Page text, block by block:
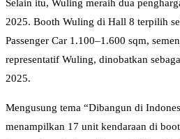
Selain itu, Wuling meraih dua
2025. Booth Wuling di Hall 8 terpilih
Passenger Car 1.100–1.600 sqm,
representatif Wuling, dinobatkan
2025.
Mengusung tema “Dibangun di
menampilkan 17 unit kendaraan di